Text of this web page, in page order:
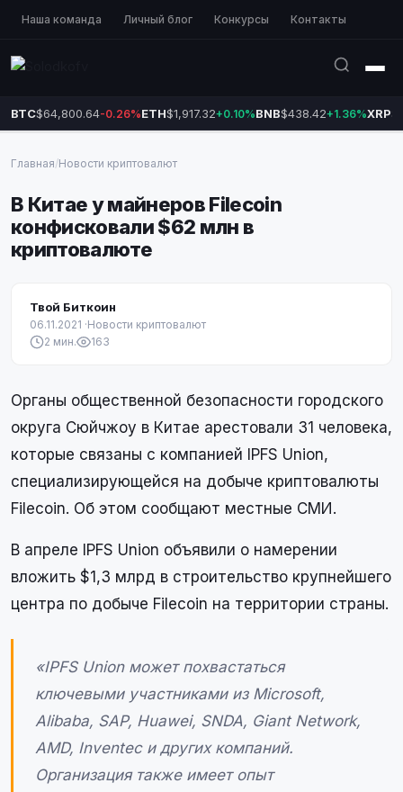
Наша команда Личный блог Конкурсы Контакты
BTC$64,800.64-0.26%ETH$1,917.32+0.10%BNB$438.42+1.36%XRP
Главная/Новости криптовалют
В Китае у майнеров Filecoin
конфисковали $62 млн в
криптовалюте
Твой Биткоин
06.11.2021 ·Новости криптовалют
2 мин.
163
Органы общественной безопасности городского
округа Сюйчжоу в Китае арестовали 31 человека,
которые связаны с компанией IPFS Union,
специализирующейся на добыче криптовалюты
Filecoin. Об этом сообщают местные СМИ.
В апреле IPFS Union объявили о намерении
вложить $1,3 млрд в строительство крупнейшего
центра по добыче Filecoin на территории страны.
«IPFS Union может похвастаться
ключевыми участниками из Microsoft,
Alibaba, SAP, Huawei, SNDA, Giant Network,
AMD, Inventec и других компаний.
Организация также имеет опыт